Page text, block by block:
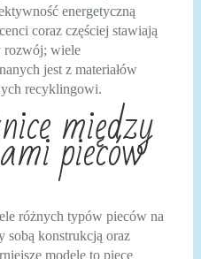
energetyczną
coraz częściej stawiają
rozwój; wiele
jest z materiałów
recyklingowi.
między
pieców
różnych typów pieców na
sobą konstrukcją oraz
modele to piece